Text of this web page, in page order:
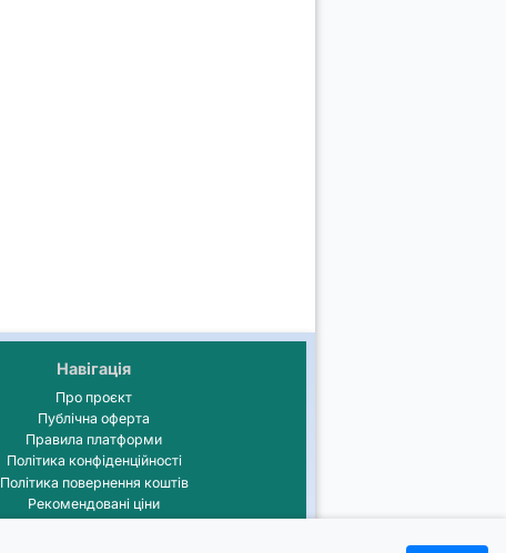
Навігація
Про проєкт
Публічна оферта
Правила платформи
Політика конфіденційності
Політика повернення коштів
Рекомендовані ціни